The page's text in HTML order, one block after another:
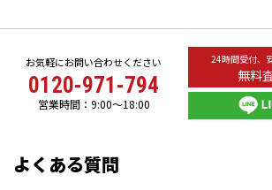
お気軽にお問い合わせください
0120-971-794
営業時間：9:00～18:00
24時間受付、
無料
よくある質問